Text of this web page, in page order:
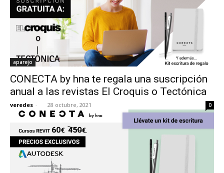
aparejo
CONECTA by hna te regala una suscripción
anual a las revistas El Croquis o Tectónica
veredes - 28 octubre, 2021 0